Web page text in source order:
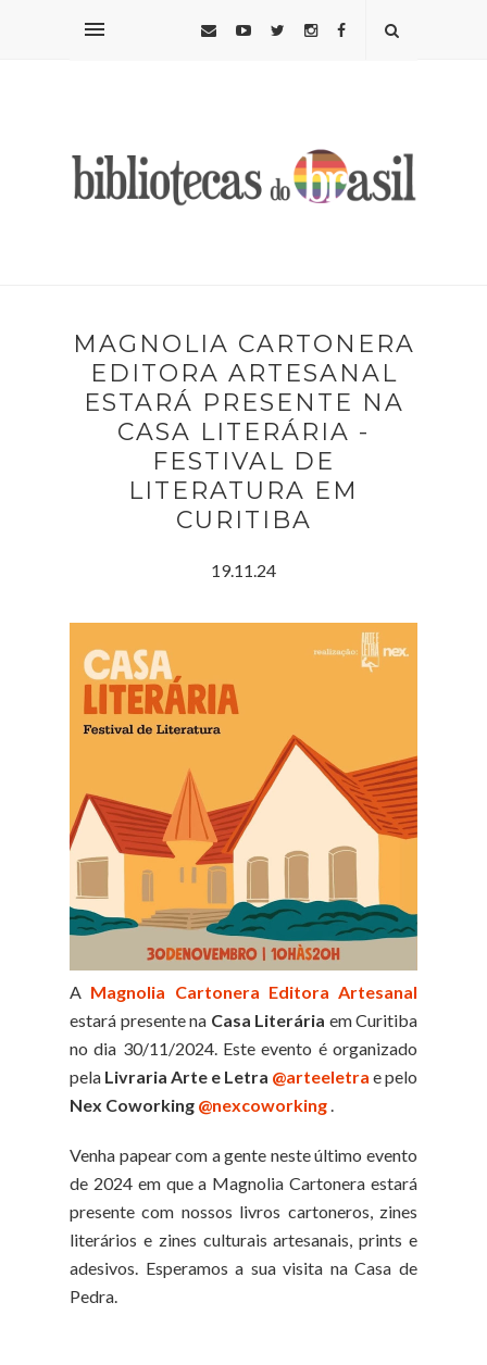
MAGNOLIA CARTONERA
EDITORA ARTESANAL
ESTARÁ PRESENTE NA
CASA LITERÁRIA -
FESTIVAL DE
LITERATURA EM
CURITIBA
19.11.24
A Magnolia Cartonera Editora Artesanal
estará presente na Casa Literária em Curitiba
no dia 30/11/2024. Este evento é organizado
pela Livraria Arte e Letra @arteeletra e pelo
Nex Coworking @nexcoworking.
Venha papear com a gente neste último evento
de 2024 em que a Magnolia Cartonera estará
presente com nossos livros cartoneros, zines
literários e zines culturais artesanais, prints e
adesivos. Esperamos a sua visita na Casa de
Pedra.